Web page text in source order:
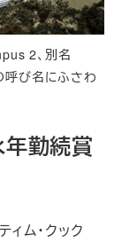
2、別名
呼び名にふさわ
勤続賞
ム・クック